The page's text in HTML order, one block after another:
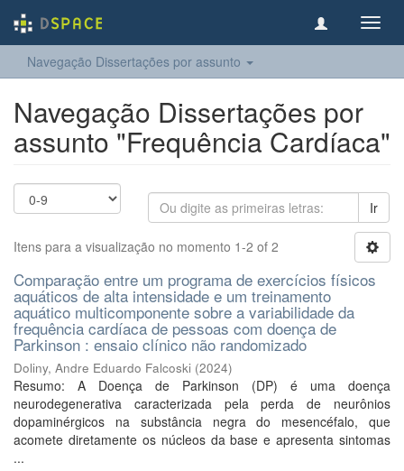
Navegação Dissertações por assunto
Navegação Dissertações por
assunto "Frequência Cardíaca"
Ir
Itens para a visualização no momento 1-2 of 2
Comparação entre um programa de exercícios físicos
aquáticos de alta intensidade e um treinamento
aquático multicomponente sobre a variabilidade da
frequência cardíaca de pessoas com doença de
Parkinson : ensaio clínico não randomizado
Doliny, Andre Eduardo Falcoski (2024)
Resumo: A Doença de Parkinson (DP) é uma doença
neurodegenerativa caracterizada pela perda de neurônios
dopaminérgicos na substância negra do mesencéfalo, que
acomete diretamente os núcleos da base e apresenta sintomas
...